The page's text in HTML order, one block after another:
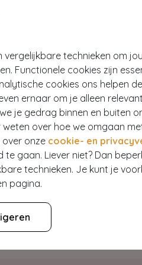
vergelijkbare technieken om
Functionele cookies zijn
cookies ons helpen
ernaar om je alleen
je gedrag binnen en buiten
over hoe we omgaan
over onze cookie- en
gaan. Liever niet? Dan
technieken. Je kunt je
pagina.
vragen of neem contact op
NU OPEN